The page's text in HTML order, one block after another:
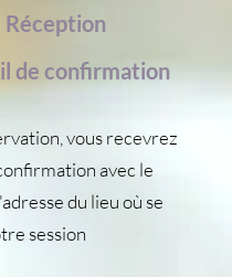
Réception
de confirmation
vous recevrez
avec le
du lieu où se
session